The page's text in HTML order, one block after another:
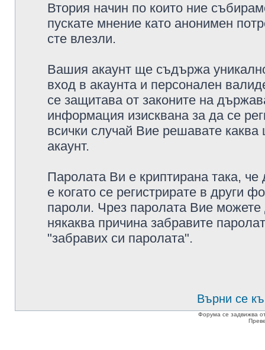
Втория начин по които ние
пускате мнение като анонимен
сте влезли.
Вашия акаунт ще съдържа
вход в акаунта и персонален
се защитава от законите на
информация изисквана за да се
всички случай Вие решавате
акаунт.
Паролата Ви е криптирана така,
е когато се регистрирате в други
пароли. Чрез паролата Вие можете
някаква причина забравите
"забравих си паролата".
Върни се
Форума се задвижва